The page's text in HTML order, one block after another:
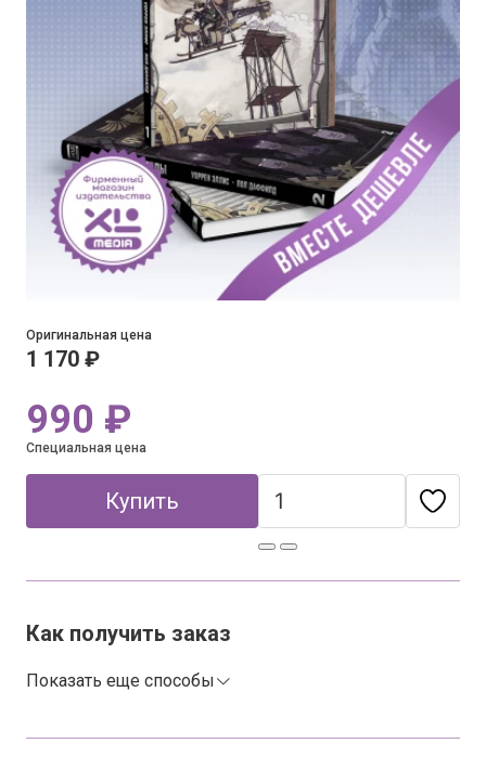
Оригинальная цена
1 170 ₽
990 ₽
Специальная цена
Купить
Как получить заказ
Показать еще способы